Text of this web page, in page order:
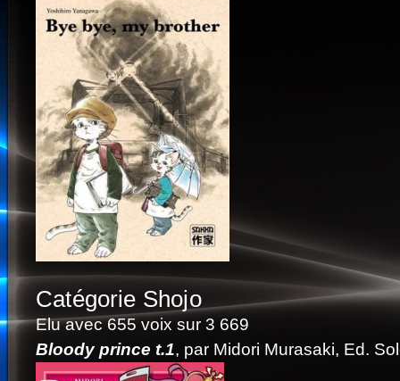
Catégorie Shojo
Elu avec 655 voix sur 3 669
Bloody prince t.1, par Midori Murasaki, Ed.